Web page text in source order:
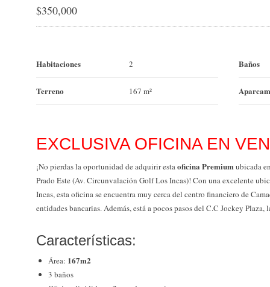
$350,000
Habitaciones 2 Baños
Terreno 167 m²
EXCLUSIVA OFICINA EN
¡No pierdas la oportunidad de adquirir estaoficina Premiumubicada
Prado Este (Av. Circunvalación Golf Los Incas)! Con una excelente
Incas, esta oficina se encuentra muy cerca del centro financiero de
entidades bancarias. Además, está a pocos pasos del C.C Jockey
Características:
Área: 167m2
3 baños